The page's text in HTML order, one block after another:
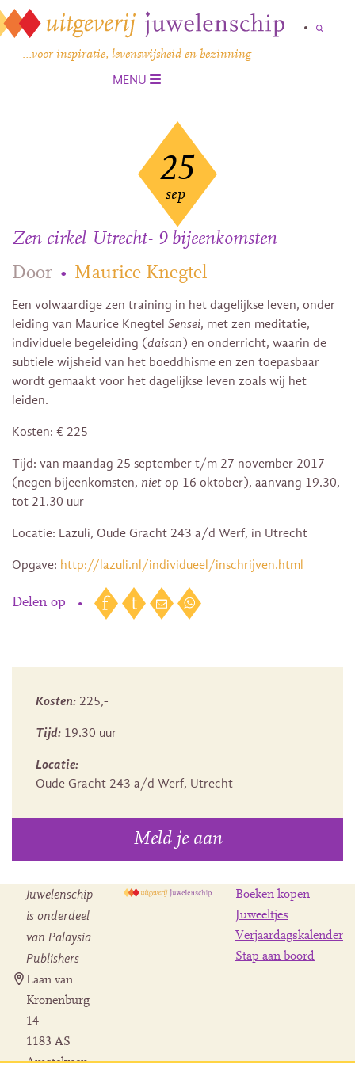
…voor inspiratie, levenswijsheid en bezinning
MENU
25
sep
Zen cirkel Utrecht- 9 bijeenkomsten
Door • Maurice Knegtel
Een volwaardige zen training in het dagelijkse leven, onder
leiding van Maurice Knegtel Sensei, met zen meditatie,
individuele begeleiding (daisan) en onderricht, waarin de
subtiele wijsheid van het boeddhisme en zen toepasbaar
wordt gemaakt voor het dagelijkse leven zoals wij het
leiden.
Kosten: € 225
Tijd: van maandag 25 september t/m 27 november 2017
(negen bijeenkomsten, niet op 16 oktober), aanvang 19.30,
tot 21.30 uur
Locatie: Lazuli, Oude Gracht 243 a/d Werf, in Utrecht
Opgave: http://lazuli.nl/individueel/inschrijven.html
Delen op •
Kosten: 225,-
Tijd: 19.30 uur
Locatie:
Oude Gracht 243 a/d Werf, Utrecht
Meld je aan
Juwelenschip
is onderdeel
van Palaysia
Publishers
Laan van
Kronenburg
14
1183 AS
Amstelveen
Boeken kopen
Juweeltjes
Verjaardagskalender
Stap aan boord